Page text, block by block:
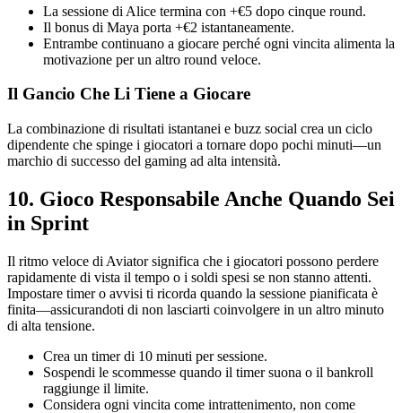
La sessione di Alice termina con +€5 dopo cinque round.
Il bonus di Maya porta +€2 istantaneamente.
Entrambe continuano a giocare perché ogni vincita alimenta la
motivazione per un altro round veloce.
Il Gancio Che Li Tiene a Giocare
La combinazione di risultati istantanei e buzz social crea un ciclo
dipendente che spinge i giocatori a tornare dopo pochi minuti—un
marchio di successo del gaming ad alta intensità.
10. Gioco Responsabile Anche Quando Sei
in Sprint
Il ritmo veloce di Aviator significa che i giocatori possono perdere
rapidamente di vista il tempo o i soldi spesi se non stanno attenti.
Impostare timer o avvisi ti ricorda quando la sessione pianificata è
finita—assicurandoti di non lasciarti coinvolgere in un altro minuto
di alta tensione.
Crea un timer di 10 minuti per sessione.
Sospendi le scommesse quando il timer suona o il bankroll
raggiunge il limite.
Considera ogni vincita come intrattenimento, non come